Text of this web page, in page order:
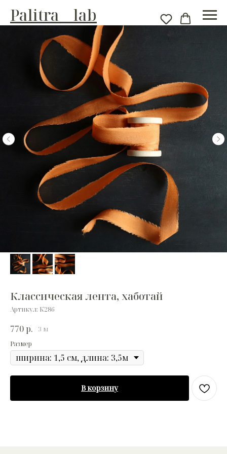
Palitra__lab
Классическая лента, хаботай
Артикул: К286
770 р. 3 м
Размер
В корзину